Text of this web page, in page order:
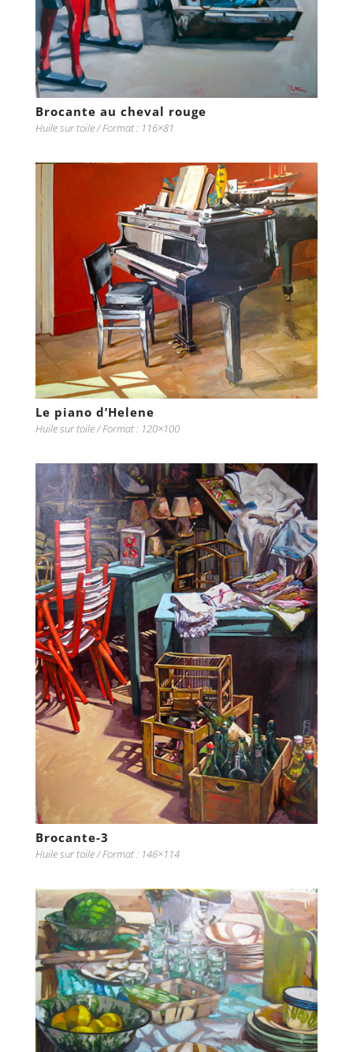
Brocante au cheval rouge
Huile sur toile / Format : 116×81
Le piano d’Helene
Huile sur toile / Format : 120×100
Brocante-3
Huile sur toile / Format : 146×114